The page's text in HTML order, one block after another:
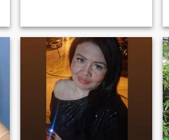
this world amazing, the
noise of